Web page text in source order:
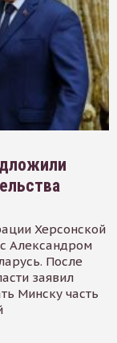
Херсонской
Александром
После
заявил
Минску часть